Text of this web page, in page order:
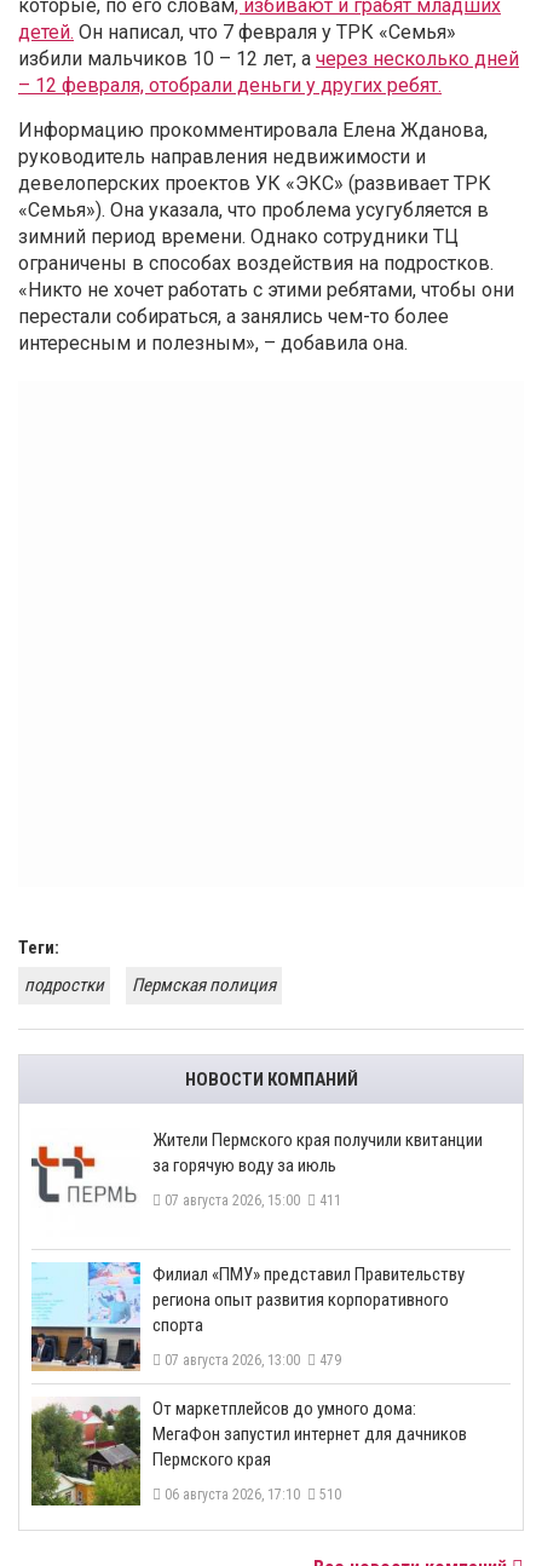
которые, по его словам, избивают и грабят младших
детей. Он написал, что 7 февраля у ТРК «Семья»
избили мальчиков 10 – 12 лет, а через несколько дней
– 12 февраля, отобрали деньги у других ребят.
Информацию прокомментировала Елена Жданова,
руководитель направления недвижимости и
девелоперских проектов УК «ЭКС» (развивает ТРК
«Семья»). Она указала, что проблема усугубляется в
зимний период времени. Однако сотрудники ТЦ
ограничены в способах воздействия на подростков.
«Никто не хочет работать с этими ребятами, чтобы они
перестали собираться, а занялись чем-то более
интересным и полезным», – добавила она.
Теги:
подростки
Пермская полиция
НОВОСТИ КОМПАНИЙ
​Жители Пермского края получили квитанции
за горячую воду за июль
07 августа 2026, 15:00 411
​Филиал «ПМУ» представил Правительству
региона опыт развития корпоративного
спорта
07 августа 2026, 13:00 479
От маркетплейсов до умного дома:
МегаФон запустил интернет для дачников
Пермского края
06 августа 2026, 17:10 510